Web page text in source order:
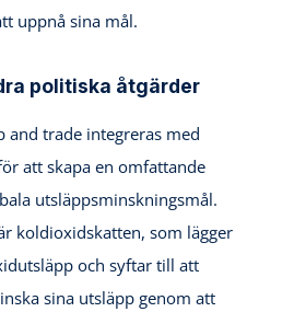
uppnå sina mål.
politiska åtgärder
and trade integreras med
att skapa en omfattande
utsläppsminskningsmål.
koldioxidskatten, som lägger
och syftar till att
sina utsläpp genom att